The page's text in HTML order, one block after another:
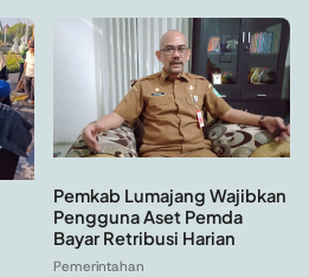
Pemkab Lumajang Wajibkan
Pengguna Aset Pemda
Bayar Retribusi Harian
Pemerintahan